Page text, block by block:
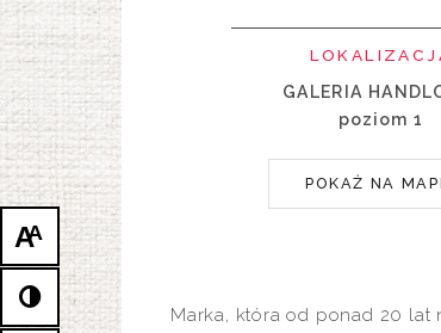
AA
O NAS
GALERIA
poziom 1
POKAŻ NA
Marka, która od ponad 20 lat